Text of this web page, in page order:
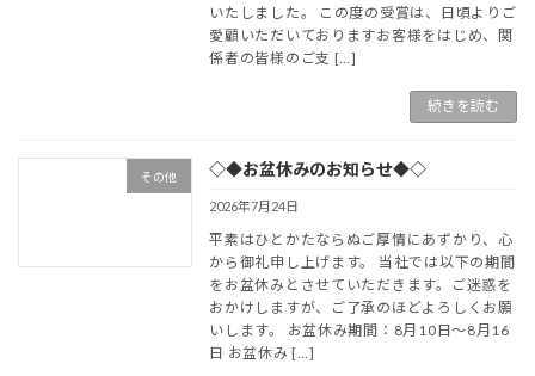
いたしました。 この度の受賞は、日頃よりご
愛顧いただいておりますお客様をはじめ、関
係者の皆様のご支 […]
続きを読む
その他 ◇◆お盆休みのお知らせ◆◇
2026年7月24日
平素はひとかたならぬご厚情にあずかり、心
から御礼申し上げます。 当社では以下の期間
をお盆休みとさせていただきます。ご迷惑を
おかけしますが、ご了承のほどよろしくお願
いします。 お盆休み期間：8月10日～8月16
日 お盆休み […]